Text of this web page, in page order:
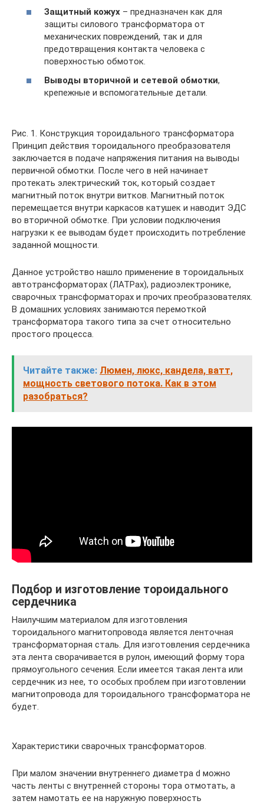
Защитный кожух – предназначен как для
защиты силового трансформатора от
механических повреждений, так и для
предотвращения контакта человека с
поверхностью обмоток.
Выводы вторичной и сетевой обмотки,
крепежные и вспомогательные детали.
Рис. 1. Конструкция тороидального трансформатора
Принцип действия тороидального преобразователя
заключается в подаче напряжения питания на выводы
первичной обмотки. После чего в ней начинает
протекать электрический ток, который создает
магнитный поток внутри витков. Магнитный поток
перемещается внутри каркасов катушек и наводит ЭДС
во вторичной обмотке. При условии подключения
нагрузки к ее выводам будет происходить потребление
заданной мощности.
Данное устройство нашло применение в тороидальных
автотрансформаторах (ЛАТРах), радиоэлектронике,
сварочных трансформаторах и прочих преобразователях.
В домашних условиях занимаются перемоткой
трансформатора такого типа за счет относительно
простого процесса.
Читайте также: Люмен, люкс, кандела, ватт,
мощность светового потока. Как в этом
разобраться?
Подбор и изготовление тороидального
сердечника
Наилучшим материалом для изготовления
тороидального магнитопровода является ленточная
трансформаторная сталь. Для изготовления сердечника
эта лента сворачивается в рулон, имеющий форму тора
прямоугольного сечения. Если имеется такая лента или
сердечник из нее, то особых проблем при изготовлении
магнитопровода для тороидального трансформатора не
будет.
Характеристики сварочных трансформаторов.
При малом значении внутреннего диаметра d можно
часть ленты с внутренней стороны тора отмотать, а
затем намотать ее на наружную поверхность